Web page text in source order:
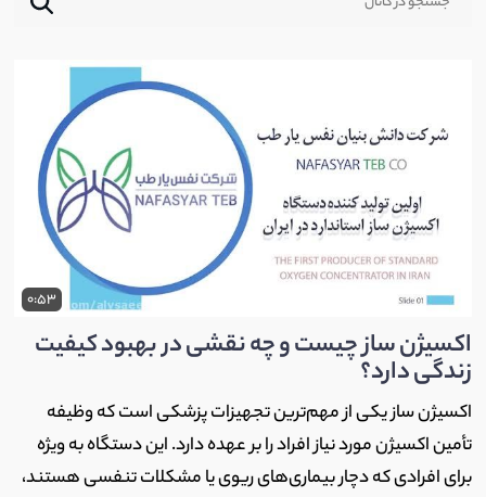
0:53
اکسیژن ساز چیست و چه نقشی در بهبود کیفیت
زندگی دارد؟
اکسیژن ساز یکی از مهم‌ترین تجهیزات پزشکی است که وظیفه
تأمین اکسیژن مورد نیاز افراد را بر عهده دارد. این دستگاه به ویژه
برای افرادی که دچار بیماری‌های ریوی یا مشکلات تنفسی هستند،